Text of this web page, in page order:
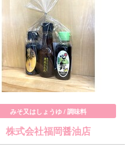
みそ又はしょうゆ / 調味料
株式会社福岡醤油店